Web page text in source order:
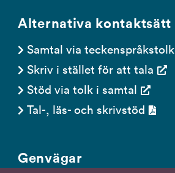
Alternativa kontaktsätt
Samtal via teckenspråkstolk
Skriv i stället för att tala
Stöd via tolk i samtal
Tal-, läs- och skrivstöd
Genvägar